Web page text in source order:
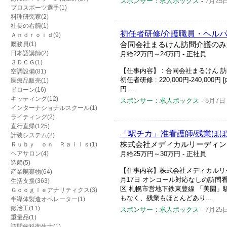
プロスポーツ選手(1)
料理研究家(2)
社長の右腕(1)
Ａｎｄｒｏｉｄ(9)
厩務員(1)
日本語講師(2)
３ＤＣＧ(1)
空調設備(81)
医療品販売(1)
ドローン(16)
キッティング(12)
インターナショナルスクール(1)
ライティング(2)
直行直帰(125)
計装システム(2)
Ｒｕｂｙ ｏｎ Ｒａｉｌｓ(1)
ヘアサロン(4)
造船(5)
産業廃棄物(64)
生活支援(363)
Ｇｏｏｇｌｅアナリティクス(3)
半導体製造オペレーター(1)
鍛冶工(11)
重量品(1)
初任者研修/介護職員・ヘル
合同会社まるけん訪問介護の
月給22万円～24万円 - 正社員
【仕事内容】 : 合同会社まるけん
初任者研修 : 220,000円-240,000円
円 ...
スポンサー：求人ボックス - 8月7日
「駅チカ」准看護師/残業ほ
株式会社メディカルリーディ
月給25万円～30万円 - 正社員
【仕事内容】株式会社メディカル
月17日 オンコール対応なしの訪問
区 札幌市営地下鉄東豊線 「美園」
もなく、残業もほとんどあり...
スポンサー：求人ボックス - 7月25